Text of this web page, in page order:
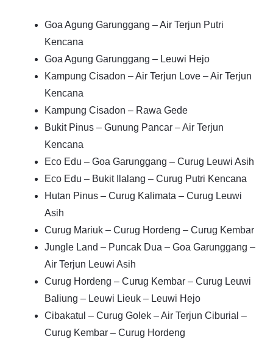
Goa Agung Garunggang – Air Terjun Putri
Kencana
Goa Agung Garunggang – Leuwi Hejo
Kampung Cisadon – Air Terjun Love – Air Terjun
Kencana
Kampung Cisadon – Rawa Gede
Bukit Pinus – Gunung Pancar – Air Terjun
Kencana
Eco Edu – Goa Garunggang – Curug Leuwi Asih
Eco Edu – Bukit Ilalang – Curug Putri Kencana
Hutan Pinus – Curug Kalimata – Curug Leuwi
Asih
Curug Mariuk – Curug Hordeng – Curug Kembar
Jungle Land – Puncak Dua – Goa Garunggang –
Air Terjun Leuwi Asih
Curug Hordeng – Curug Kembar – Curug Leuwi
Baliung – Leuwi Lieuk – Leuwi Hejo
Cibakatul – Curug Golek – Air Terjun Ciburial –
Curug Kembar – Curug Hordeng